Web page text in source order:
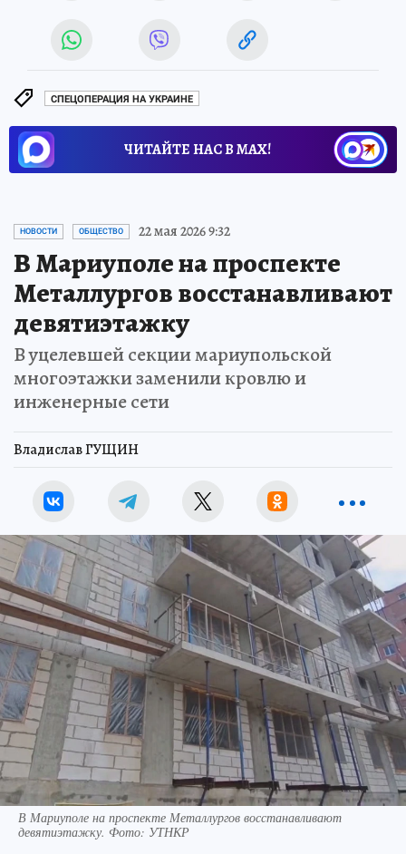
СПЕЦОПЕРАЦИЯ НА УКРАИНЕ
ЧИТАЙТЕ НАС В МАХ!
НОВОСТИ ОБЩЕСТВО 22 мая 2026 9:32
В Мариуполе на проспекте
Металлургов восстанавливают
девятиэтажку
В уцелевшей секции мариупольской
многоэтажки заменили кровлю и
инженерные сети
Владислав ГУЩИН
В Мариуполе на проспекте Металлургов восстанавливают
девятиэтажку. Фото: УТНКР